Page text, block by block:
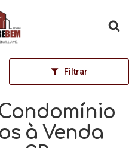
inicial
Filtrar
à Venda